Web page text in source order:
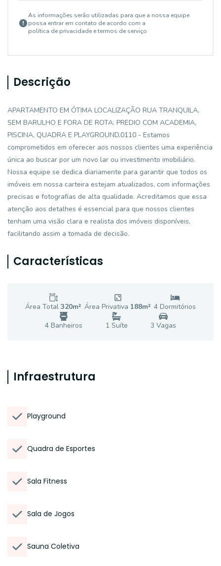
As informações serão utilizadas para que a nossa equipe
possa entrar em contato de acordo com a
política de privacidade e termos de serviço
Descrição
APARTAMENTO EM ÓTIMA LOCALIZAÇÃO RUA TRANQUILA,
SEM BARULHO E FORA DE ROTA. PREDIO COM ACADEMIA,
PISCINA, QUADRA E PLAYGROUND.0110 - Estamos
comprometidos em oferecer aos nossos clientes uma experiência
única ao buscar por um novo lar ou investimento imobiliário.
Nossa equipe se dedica diariamente para garantir que todos os
imóveis em nossa carteira estejam atualizados, com informações
precisas e fotografias de alta qualidade. Acreditamos que essa
atenção aos detalhes é essencial para que nossos clientes
tenham uma visão clara e realista dos imóveis disponíveis,
facilitando assim a tomada de decisão.
Características
Área Total 320m² Área Privativa 188m² 4 Dormitórios
4 Banheiros 1 Suíte 3 Vagas
Infraestrutura
Playground
Quadra de Esportes
Sala Fitness
Sala de Jogos
Sauna Coletiva